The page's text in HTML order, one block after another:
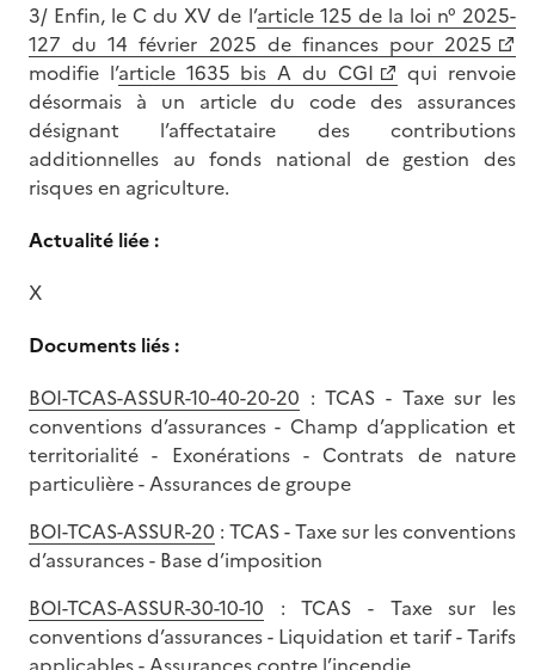
3/ Enfin, le C du XV de l’article 125 de la loi n° 2025-
127 du 14 février 2025 de finances pour 2025
modifie l’article 1635 bis A du CGI
qui renvoie
désormais à un article du code des assurances
désignant l’affectataire des contributions
additionnelles au fonds national de gestion des
risques en agriculture.
Actualité liée :
X
Documents liés :
BOI-TCAS-ASSUR-10-40-20-20 : TCAS - Taxe sur les
conventions d’assurances - Champ d’application et
territorialité - Exonérations - Contrats de nature
particulière - Assurances de groupe
BOI-TCAS-ASSUR-20 : TCAS - Taxe sur les conventions
d’assurances - Base d’imposition
BOI-TCAS-ASSUR-30-10-10 : TCAS - Taxe sur les
conventions d’assurances - Liquidation et tarif - Tarifs